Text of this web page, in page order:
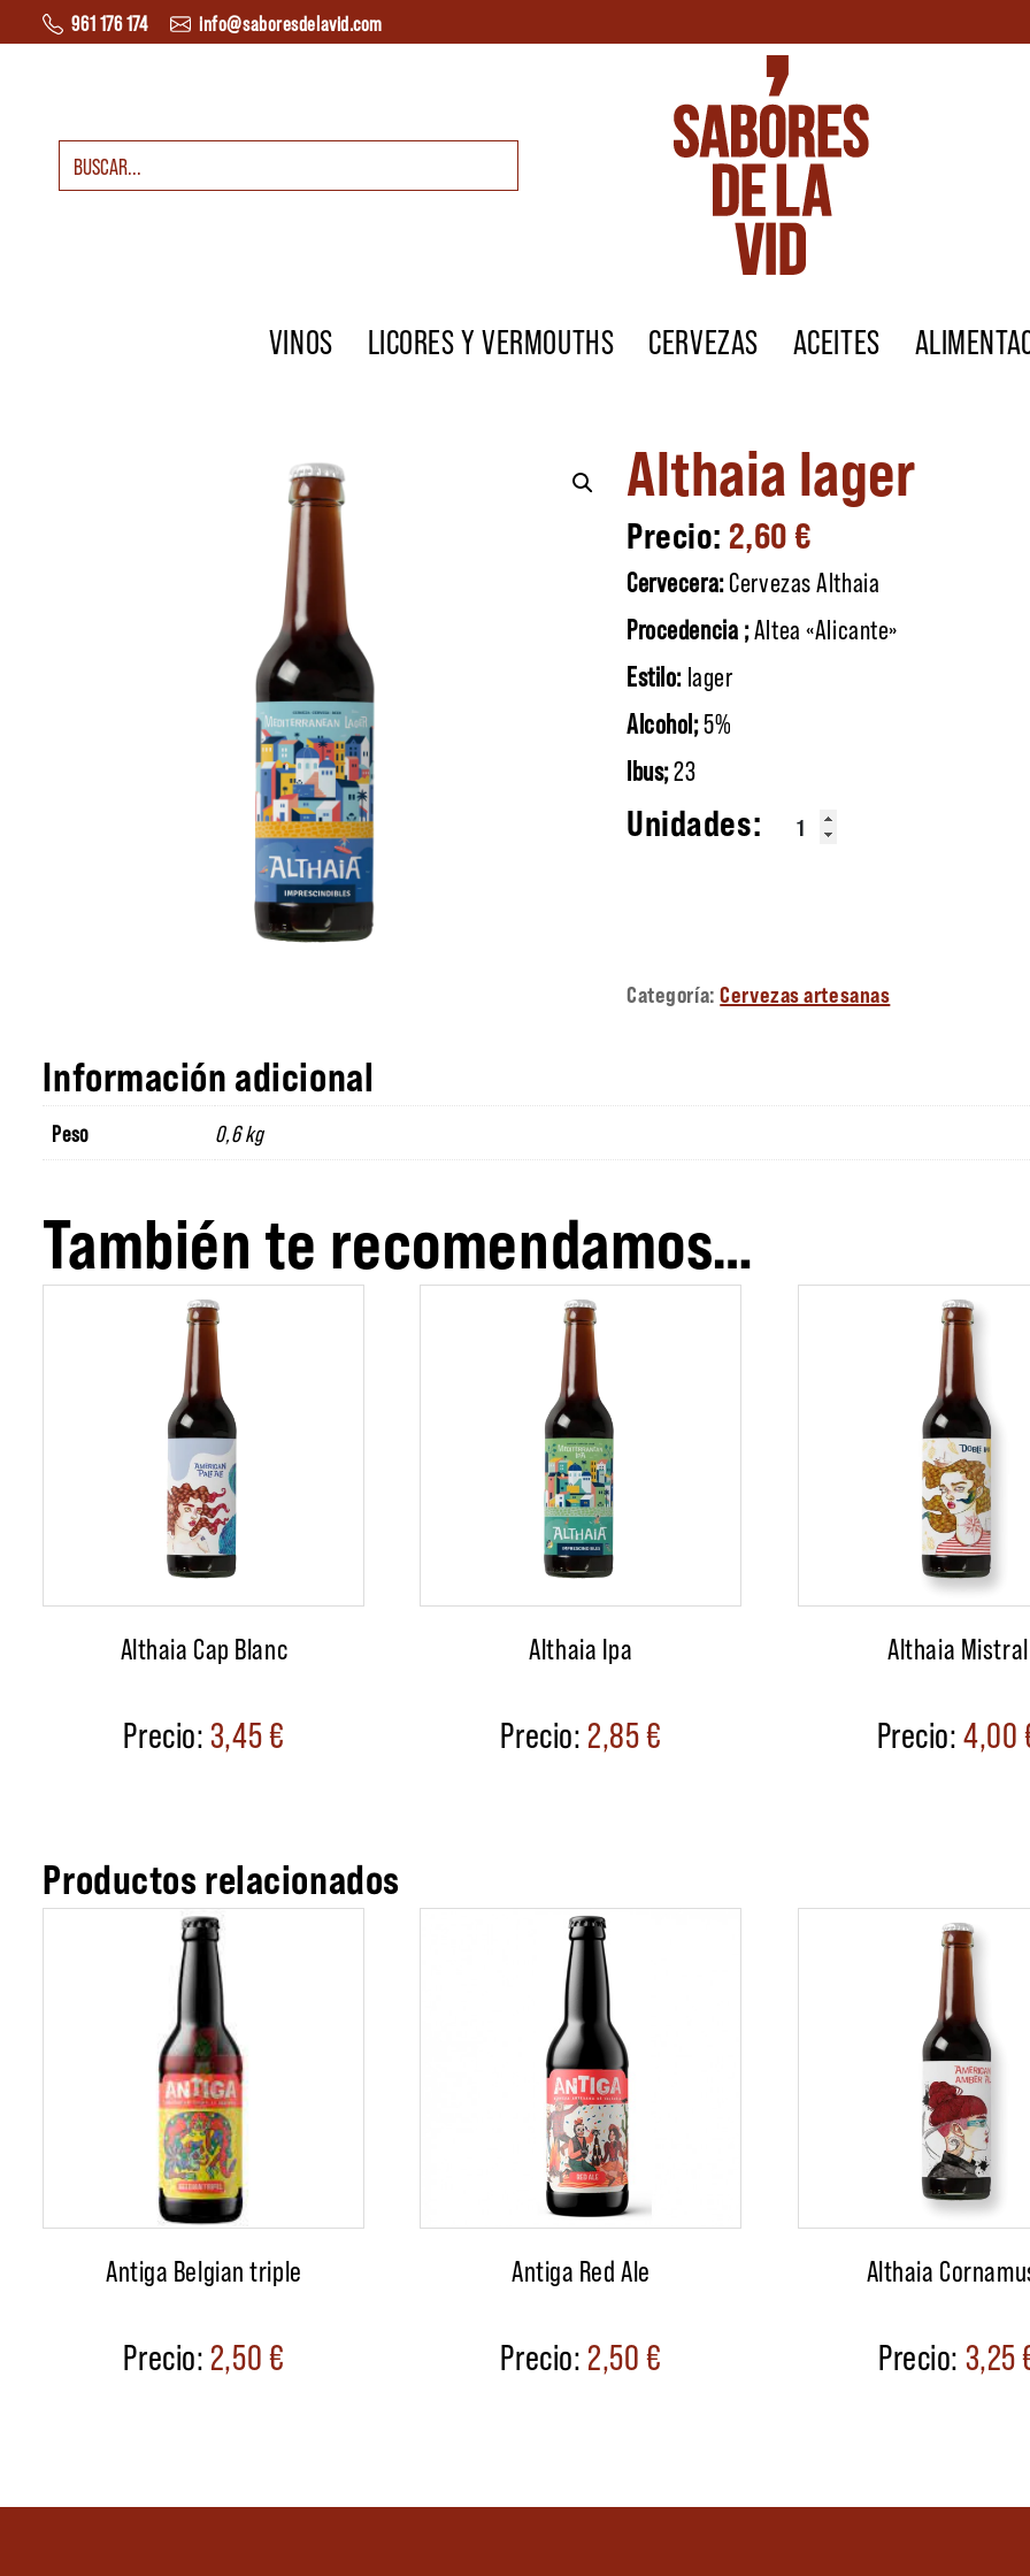
Saltar al contenido
961 176 174 info@saboresdelavid.com
Buscar:
VINOS LICORES Y VERMOUTHS CERVEZAS ACEITES
Althaia lager
2,60€
Cervecera:Cervezas Althaia
Procedencia ;Altea «Alicante»
Estilo: lager
Alcohol;5%
Ibus;23
Althaia lager cantidad
Categoría:Cervezas artesanas
Información adicional
Peso 0,6 kg
También te recomendamos…
Althaia Cap Blanc
3,45€
Althaia Ipa
2,85€
Althaia Mistral
4,00
Productos relacionados
Antiga Belgian triple
2,50€
Antiga Red Ale
2,50€
Althaia
3,25